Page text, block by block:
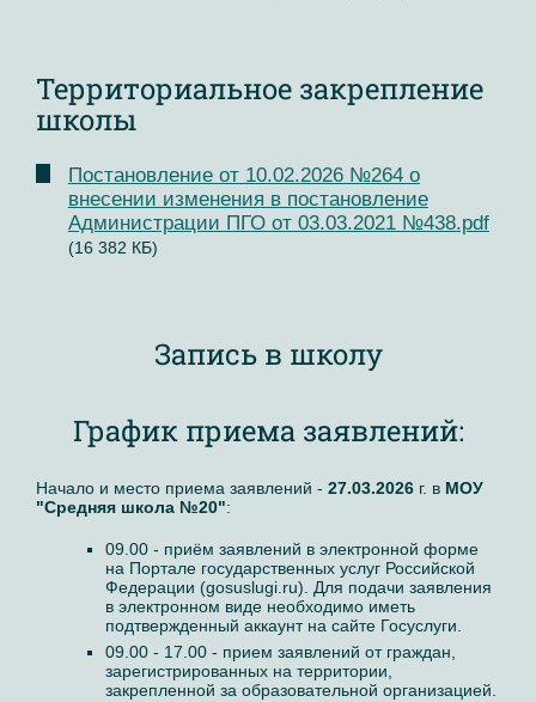
Территориальное закрепление
школы
Постановление от 10.02.2026 №264 о
внесении изменения в постановление
Администрации ПГО от 03.03.2021 №438.pdf
(16 382 КБ)
Запись в школу
График приема заявлений:
Начало и место приема заявлений - 27.03.2026 г. в МОУ
"Средняя школа №20":
09.00 - приём заявлений в электронной форме
на Портале государственных услуг Российской
Федерации (gosuslugi.ru). Для подачи заявления
в электронном виде необходимо иметь
подтвержденный аккаунт на сайте Госуслуги.
09.00 - 17.00 - прием заявлений от граждан,
зарегистрированных на территории,
закрепленной за образовательной организацией.